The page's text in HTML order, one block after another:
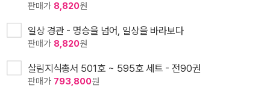
판매가 8,820원
일상 경관 - 명승을 넘어, 일상을 바라보다
판매가 8,820원
살림지식총서 501호 ~ 595호 세트 - 전90권
판매가 793,800원